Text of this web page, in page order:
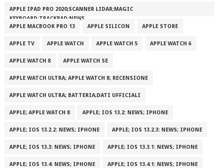
APPLE IPAD PRO 2020;SCANNER LIDAR;MAGIC
KEYBOARD;TRACKPAD;NEWS
APPLE MACBOOK PRO 13
APPLE SILICON APPLE STORE
APPLE TV APPLE WATCH APPLE WATCH 5 APPLE WATCH 6
APPLE WATCH 8 APPLE WATCH SE
APPLE WATCH ULTRA; APPLE WATCH 8; RECENSIONE
APPLE WATCH ULTRA; BATTERIA;DATI UFFICIALI
APPLE; APPLE WATCH 8 APPLE; IOS 13.2: NEWS; IPHONE
APPLE; IOS 13.2.2: NEWS; IPHONE APPLE; IOS 13.2.3: NEWS; IPHONE
APPLE; IOS 13.3: NEWS; IPHONE APPLE; IOS 13.3.1: NEWS; IPHONE
APPLE; IOS 13.4: NEWS; IPHONE APPLE; IOS 13.4.1: NEWS; IPHONE